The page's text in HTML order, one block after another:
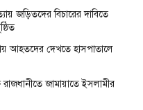
জড়িতদের বিচারের দাবিতে
আহতদের দেখতে হাসপাতালে
রাজধানীতে জামায়াতে ইসলামীর